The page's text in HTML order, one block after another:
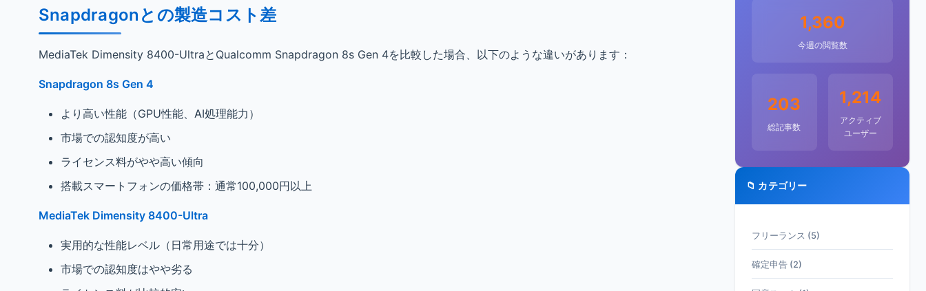
Snapdragonとの製造コスト差
MediaTek Dimensity 8400-UltraとQualcomm Snapdragon 8s Gen 4を比較した場合、以下のような違いがあります：
Snapdragon 8s Gen 4
より高い性能（GPU性能、AI処理能力）
市場での認知度が高い
ライセンス料がやや高い傾向
搭載スマートフォンの価格帯：通常100,000円以上
MediaTek Dimensity 8400-Ultra
実用的な性能レベル（日常用途では十分）
市場での認知度はやや劣る
1,360
今週の閲覧数
203
総記事数
1,214
アクティブ
ユーザー
📁 カテゴリー
フリーランス (5)
確定申告 (2)